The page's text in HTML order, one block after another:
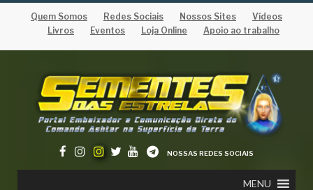
Quem Somos Redes Sociais Nossos Sites
Vídeos
Livros
Eventos Loja Online Apoio ao trabalho
NOSSAS REDES SOCIAIS
MENU